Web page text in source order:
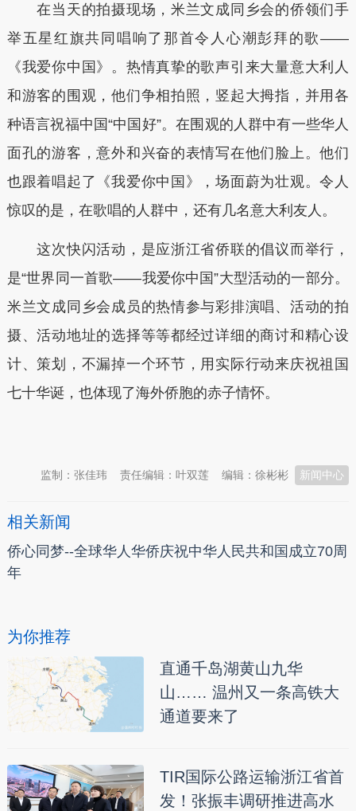
在当天的拍摄现场，米兰文成同乡会的侨领们手
举五星红旗共同唱响了那首令人心潮彭拜的歌——
《我爱你中国》。热情真挚的歌声引来大量意大利人
和游客的围观，他们争相拍照，竖起大拇指，并用各
种语言祝福中国“中国好”。在围观的人群中有一些华人
面孔的游客，意外和兴奋的表情写在他们脸上。他们
也跟着唱起了《我爱你中国》，场面蔚为壮观。令人
惊叹的是，在歌唱的人群中，还有几名意大利友人。
这次快闪活动，是应浙江省侨联的倡议而举行，
是“世界同一首歌——我爱你中国”大型活动的一部分。
米兰文成同乡会成员的热情参与彩排演唱、活动的拍
摄、活动地址的选择等等都经过详细的商讨和精心设
计、策划，不漏掉一个环节，用实际行动来庆祝祖国
七十华诞，也体现了海外侨胞的赤子情怀。
新闻中心
编辑：徐彬彬
责任编辑：叶双莲
监制：张佳玮
相关新闻
侨心同梦--全球华人华侨庆祝中华人民共和国成立70周
年
为你推荐
直通千岛湖黄山九华
山…… 温州又一条高铁大
通道要来了
TIR国际公路运输浙江省首
发！张振丰调研推进高水